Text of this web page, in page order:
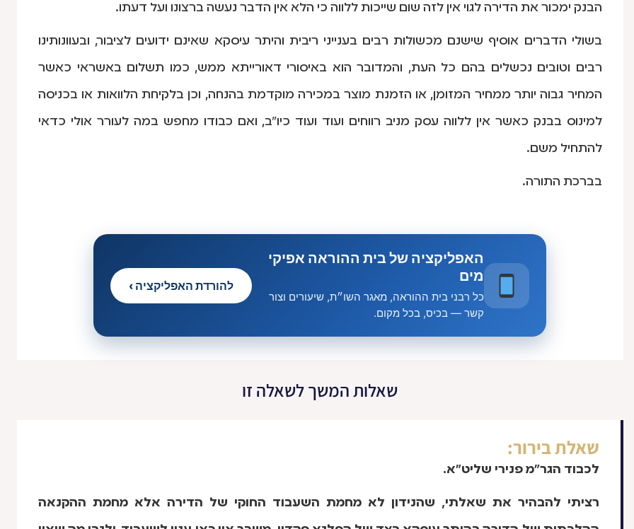
הבנק ימכור את הדירה לגוי אין לזה שום שייכות ללווה כי הלא אין הדבר נעשה ברצונו ועל דעתו.
בשולי הדברים אוסיף שישנם מכשולות רבים בענייני ריבית והיתר עיסקא שאינם ידועים לציבור, ובעוונותינו
רבים וטובים נכשלים בהם כל העת, והמדובר הוא באיסורי דאורייתא ממש, כמו תשלום באשראי כאשר
המחיר גבוה יותר ממחיר המזומן, או הזמנת מוצר במכירה מוקדמת בהנחה, וכן בלקיחת הלוואות או בכניסה
למינוס בבנק כאשר אין ללווה עסק מניב רווחים ועוד ועוד כיו"ב, ואם כבודו מחפש במה לעורר אולי כדאי
להתחיל משם.
בברכת התורה.
האפליקציה של בית ההוראה אפיקי
מים
כל רבני בית ההוראה, מאגר השו״ת, שיעורים וצור
קשר — בכיס, בכל מקום.
להורדת האפליקציה ›
שאלות המשך לשאלה זו
שאלת בירור:
לכבוד הגר"מ פנירי שליט"א.
רציתי להבהיר את שאלתי, שהנידון לא מחמת השעבוד החוקי של הדירה אלא מחמת ההקנאה